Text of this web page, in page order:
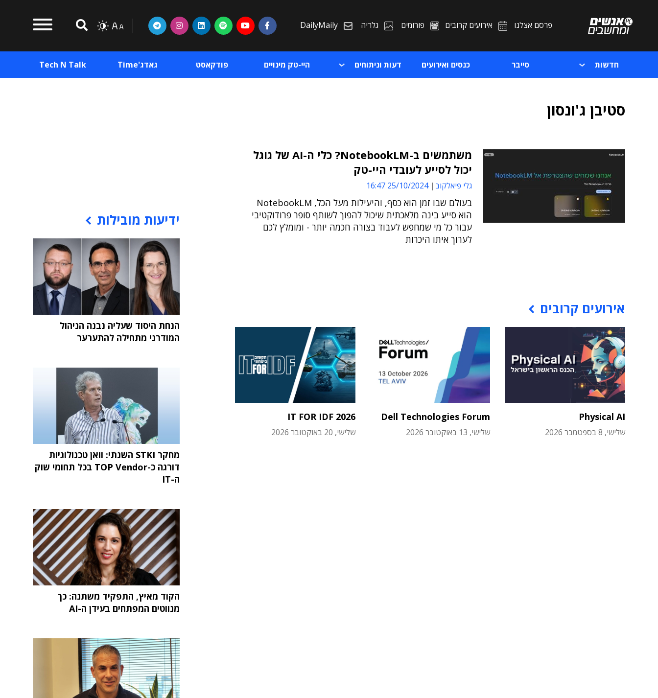
פרסם אצלנו אירועים קרובים פורומים גלריה DailyMaily
חדשות סייבר כנסים ואירועים דעות וניתוחים היי-טק מינויים פודקאסט גאדג'Time Tech N Talk
סטיבן ג'ונסון
משתמשים ב-NotebookLM? כלי ה-AI של גוגל
יכול לסייע לעובדי היי-טק
גלי פיאלקוב 25/10/2024 16:47
בעולם שבו זמן הוא כסף, והיעילות מעל הכל, NotebookLM
הוא סייע בינה מלאכתית שיכול להפוך לשותף סופר פרודוקטיבי
עבור כל מי שמחפש לעבוד בצורה חכמה יותר - ומומלץ לכם
לערוך איתו היכרות
אירועים קרובים
Physical AI
שלישי, 8 בספטמבר 2026
Dell Technologies Forum
שלישי, 13 באוקטובר 2026
IT FOR IDF 2026
שלישי, 20 באוקטובר 2026
ידיעות מובילות
הנחת היסוד שעליה נבנה הניהול
המודרני מתחילה להתערער
מחקר STKI השנתי: וואן טכנולוגיות
דורגה כ-TOP Vendor בכל תחומי שוק
ה-IT
הקוד מאיץ, התפקיד משתנה: כך
מנווטים המפתחים בעידן ה-AI